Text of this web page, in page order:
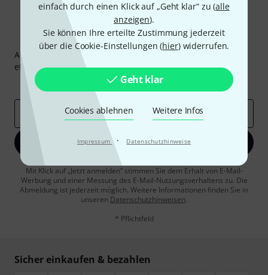
einfach durch einen Klick auf „Geht klar“ zu (alle
anzeigen).
Sie können Ihre erteilte Zustimmung jederzeit
über die Cookie-Einstellungen (hier) widerrufen.
Geht klar
Cookies ablehnen Weitere Infos
Impressum · Datenschutzhinweise
Thomann Newsletter
Abonniere den Thomann Newsletter und gewinne mit
etwas Glück einen von50 Gutscheinenüber jeweils50€
Inspirierende Beiträge
Deals Thomann Insights
E-Mail-Adresse*
Jetzt anmelden
Mit Klick auf „Jetzt anmelden“ stimmen Sie dem Erhalt von E-Mail-
Werbung und einer Messung des E-Mail-Nutzungsverhaltens zu. Die
Abmeldung ist jederzeit möglich. Weitere Informationen finden Sie in
unseren Datenschutzhinweisen.
* Pflichtfeld
Sicher einkaufen & bezahlen